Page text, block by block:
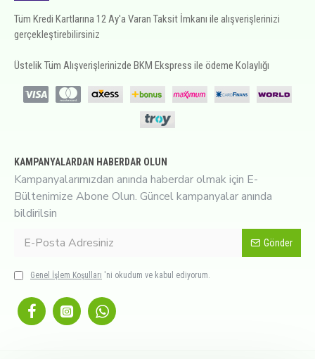
Tüm Kredi Kartlarına 12 Ay'a Varan Taksit İmkanı ile alışverişlerinizi
gerçekleştirebilirsiniz
Üstelik Tüm Alışverişlerinizde BKM Ekspress ile ödeme Kolaylığı
KAMPANYALARDAN HABERDAR OLUN
Kampanyalarımızdan anında haberdar olmak için E-
Bültenimize Abone Olun. Güncel kampanyalar anında
bildirilsin
Gönder
Genel İşlem Koşulları 'ni okudum ve kabul ediyorum.